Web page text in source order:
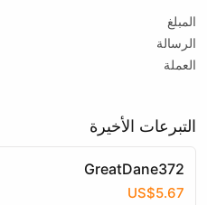
المبلغ
الرسالة
العملة
التبرعات الأخيرة
GreatDane372
US$5.67